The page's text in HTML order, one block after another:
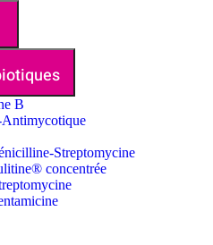
B
Streptomycine
concentrée